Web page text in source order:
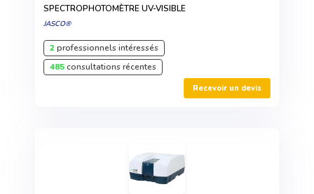
SPECTROPHOTOMÈTRE UV-VISIBLE
JASCO®
2professionnels intéressés
485consultations récentes
Recevoir un devis